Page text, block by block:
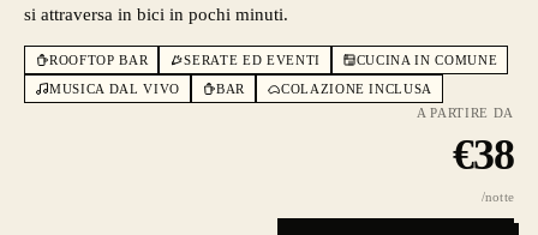
si attraversa in bici in pochi minuti.
ROOFTOP BAR SERATE ED EVENTI
CUCINA IN COMUNE
MUSICA DAL VIVO
BAR
COLAZIONE INCLUSA
A PARTIRE DA
€38
/notte